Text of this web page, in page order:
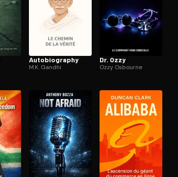
Au­to­bio­gra­phy
M.K. Gandhi
Dr. Ozzy
Ozzy Osbourne